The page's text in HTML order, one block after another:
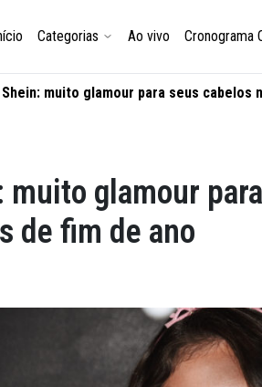
Categorias Ao vivo Cronograma
muito glamour para seus cabelos
muito glamour
de fim de ano